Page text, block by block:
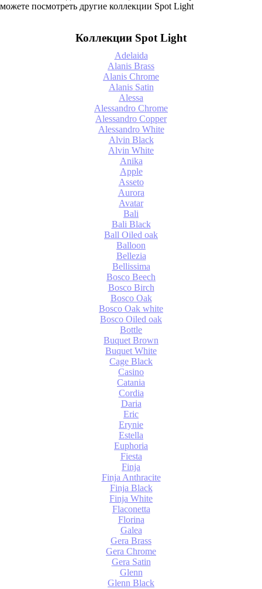
можете посмотреть другие коллекции Spot Light
Коллекции Spot Light
Adelaida
Alanis Brass
Alanis Chrome
Alanis Satin
Alessa
Alessandro Chrome
Alessandro Copper
Alessandro White
Alvin Black
Alvin White
Anika
Apple
Asseto
Aurora
Avatar
Bali
Bali Black
Ball Oiled oak
Balloon
Bellezia
Bellissima
Bosco Beech
Bosco Birch
Bosco Oak
Bosco Oak white
Bosco Oiled oak
Bottle
Buquet Brown
Buquet White
Cage Black
Casino
Catania
Cordia
Daria
Eric
Erynie
Estella
Euphoria
Fiesta
Finja
Finja Anthracite
Finja Black
Finja White
Flaconetta
Florina
Galea
Gera Brass
Gera Chrome
Gera Satin
Glenn
Glenn Black